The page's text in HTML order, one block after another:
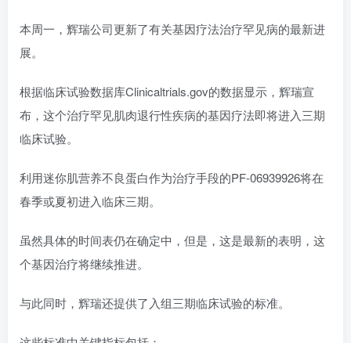
本周一，辉瑞公司更新了有关基因疗法治疗罕见病的最新进
展。
根据临床试验数据库Clinicaltrials.gov的数据显示，辉瑞宣
布，这个治疗罕见肌肉退行性疾病的基因疗法即将进入三期
临床试验。
利用迷你肌营养不良蛋白作为治疗手段的PF-06939926将在
春季或夏初进入临床三期。
虽然具体的时间表仍在确定中，但是，这是最新的表明，这
个基因治疗将继续推进。
与此同时，辉瑞还提供了入组三期临床试验的标准。